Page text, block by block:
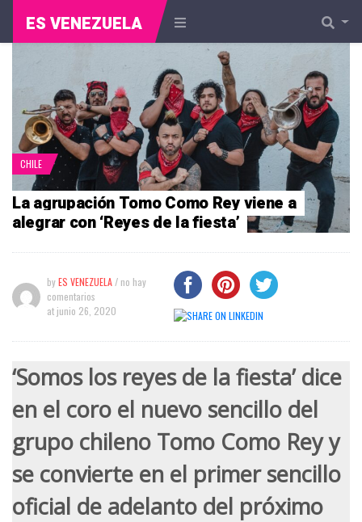
ES VENEZUELA
CHILE
La agrupación Tomo Como Rey viene a
alegrar con ‘Reyes de la fiesta’
byES VENEZUELA / no hay
comentarios
at junio 26, 2020
‘Somos los reyes de la fiesta’ dice
en el coro el nuevo sencillo del
grupo chileno Tomo Como Rey y
se convierte en el primer sencillo
oficial de adelanto del próximo